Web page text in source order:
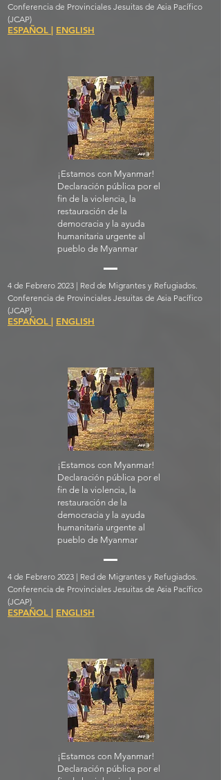
Conferencia de Provinciales Jesuitas de Asia Pacífico
(JCAP)
ESPAÑOL | ENGLISH
¡Estamos con Myanmar!
Declaración pública por el
fin de la violencia, la
restauración de la
democracia y la ayuda
humanitaria urgente al
pueblo de Myanmar
4 de Febrero 2023 | Red de Migrantes y Refugiados.
Conferencia de Provinciales Jesuitas de Asia Pacífico
(JCAP)
ESPAÑOL | ENGLISH
¡Estamos con Myanmar!
Declaración pública por el
fin de la violencia, la
restauración de la
democracia y la ayuda
humanitaria urgente al
pueblo de Myanmar
4 de Febrero 2023 | Red de Migrantes y Refugiados.
Conferencia de Provinciales Jesuitas de Asia Pacífico
(JCAP)
ESPAÑOL | ENGLISH
¡Estamos con Myanmar!
Declaración pública por el